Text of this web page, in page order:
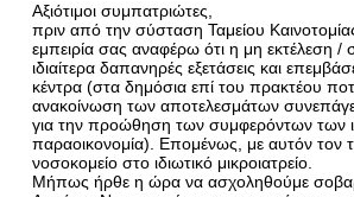
Αξιότιμοι συμπατριώτες,
πριν από την σύσταση Ταμείου
εμπειρία σας αναφέρω ότι η μη εκτέλεση
ιδιαίτερα δαπανηρές εξετάσεις και
κέντρα (στα δημόσια επί του πρακτέου
ανακοίνωση των αποτελεσμάτων
για την προώθηση των συμφερόντων των
παραοικονομία). Επομένως, με αυτόν τον
νοσοκομείο στο ιδιωτικό μικροιατρείο.
Μήπως ήρθε η ώρα να ασχοληθούμε σοβαρά